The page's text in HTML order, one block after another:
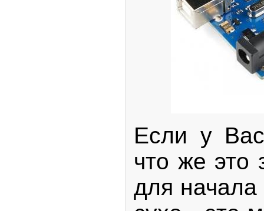
Если у
что же это
для начала